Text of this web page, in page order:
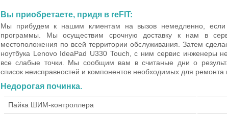
Вы приобретаете, придя в reFIT:
Мы прибудем к нашим клиентам на вызов немедленно, если
программы. Мы осуществим срочную доставку к нам в
местоположения по всей территории обслуживания. Затем
ноутбука Lenovo IdeaPad U330 Touch, с ним сервис инженеры
все слабые точки. Мы сообщим вам в считаные дни о
список неисправностей и компонентов необходимых для ремонта
Недорогая починка.
Пайка ШИМ-контроллера